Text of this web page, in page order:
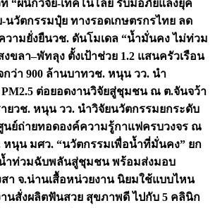
ที “ผนึกวิจัย-เทคโนโลยี รับมือภัยแล้งยุค
นวัตกรรมปุ๋ย ทางรอดเกษตรกรไทย ลด
วามยั่งยืนวช. ดันโมเดล “น้ำมั่นคง ไม่ท่วม
ขลา–พัทลุง ตั้งเป้าช่วย 1.2 แสนครัวเรือน
ว่า 900 ล้านบาทวช. หนุน วว. นำ
ต่อยอดงานวิจัยสู่ชุมชน ณ ต.จันจว้า
ยวช. หนุน วว. นำวิจัยนวัตกรรมยกระดับ
นย์ถ่ายทอดองค์ความรู้กาแฟครบวงจร ณ
หนุน มศว. “นวัตกรรมเพื่อน้ำที่มั่นคง” ยก
ำท่วมฉับพลันสู่ชุมชน พร้อมส่งมอบ
า จ.น่านเสื้อหน่วยงาน นิยมใช้แบบไหน
นสั่งผลิตฟันสวย สุขภาพดี ไปกับ 5 คลินิก